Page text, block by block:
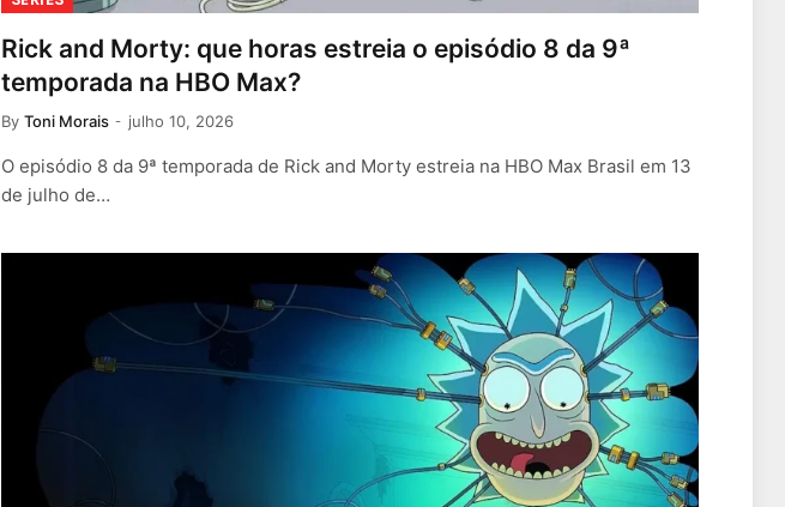
Rick and Morty: que horas estreia o episódio 8 da 9ª
temporada na HBO Max?
By Toni Morais julho 10, 2026
O episódio 8 da 9ª temporada de Rick and Morty estreia na HBO Max Brasil em 13
de julho de…